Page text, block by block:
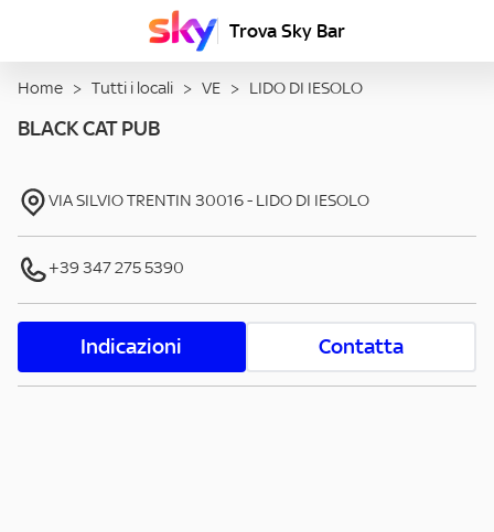
Trova Sky Bar
Home > Tutti i locali > VE > LIDO DI IESOLO
BLACK CAT PUB
VIA SILVIO TRENTIN 30016- LIDO DI IESOLO
+39 347 275 5390
Indicazioni Contatta